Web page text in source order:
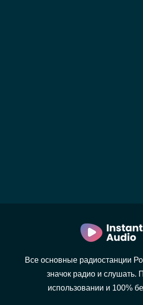
Все основные радиостанции
значок радио и слушать.
использовании и 100%